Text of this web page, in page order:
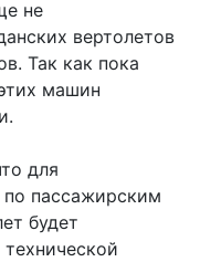
не
вертолетов
Так как пока
машин
для
по пассажирским
будет